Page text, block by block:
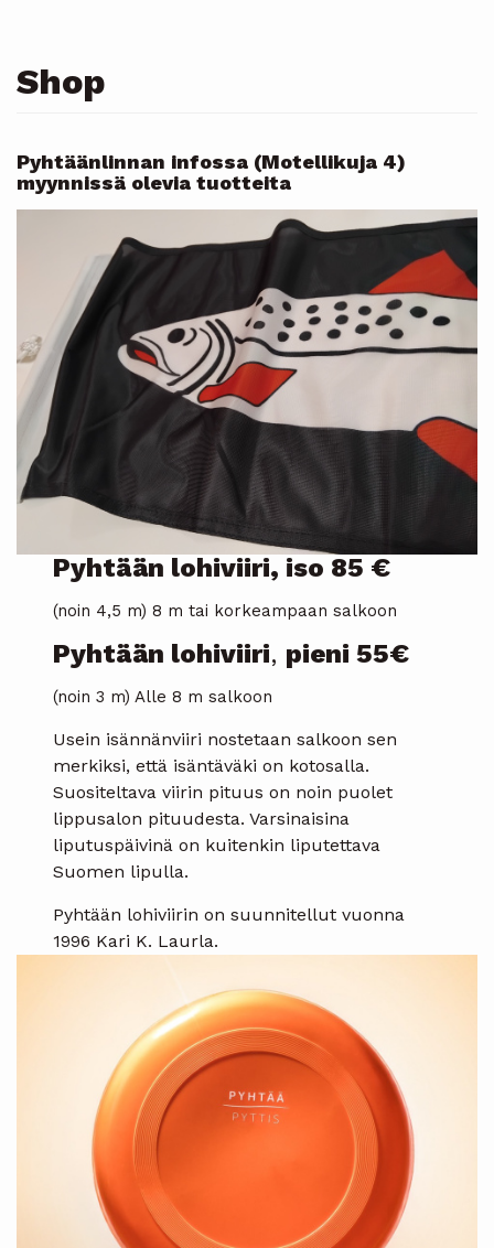
Shop
Pyhtäänlinnan infossa (Motellikuja 4)
myynnissä olevia tuotteita
Pyhtään lohiviiri, iso 85 €
(noin 4,5 m) 8 m tai korkeampaan salkoon
Pyhtään lohiviiri, pieni 55€
(noin 3 m) Alle 8 m salkoon
Usein isännänviiri nostetaan salkoon sen
merkiksi, että isäntäväki on kotosalla.
Suositeltava viirin pituus on noin puolet
lippusalon pituudesta. Varsinaisina
liputuspäivinä on kuitenkin liputettava
Suomen lipulla.
Pyhtään lohiviirin on suunnitellut vuonna
1996 Kari K. Laurla.